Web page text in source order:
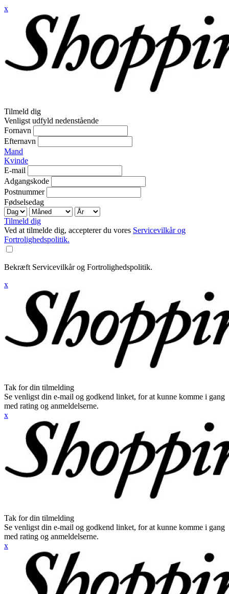
x
Tilmeld dig
Venligst udfyld nedenstående
Fornavn
Efternavn
Mand
Kvinde
E-mail
Adgangskode
Postnummer
Fødselsedag
Tilmeld dig
Ved at tilmelde dig, accepterer du vores Servicevilkår og
Fortrolighedspolitik.
Bekræft Servicevilkår og Fortrolighedspolitik.
x
Tak for din tilmelding
Se venligst din e-mail og godkend linket, for at kunne komme i gang
med rating og anmeldelserne.
x
Tak for din tilmelding
Se venligst din e-mail og godkend linket, for at kunne komme i gang
med rating og anmeldelserne.
x